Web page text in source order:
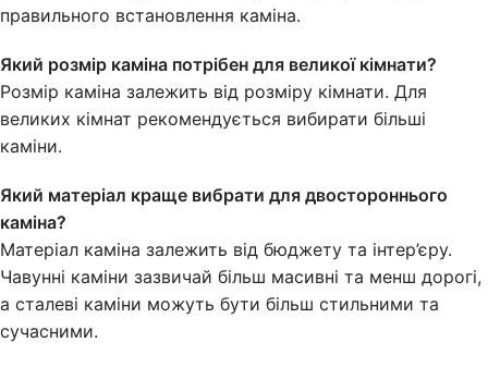
правильного встановлення каміна.
Який розмір каміна потрібен для великої кімнати?
Розмір каміна залежить від розміру кімнати. Для
великих кімнат рекомендується вибирати більші
каміни.
Який матеріал краще вибрати для двостороннього
каміна?
Матеріал каміна залежить від бюджету та інтер’єру.
Чавунні каміни зазвичай більш масивні та менш дорогі,
а сталеві каміни можуть бути більш стильними та
сучасними.